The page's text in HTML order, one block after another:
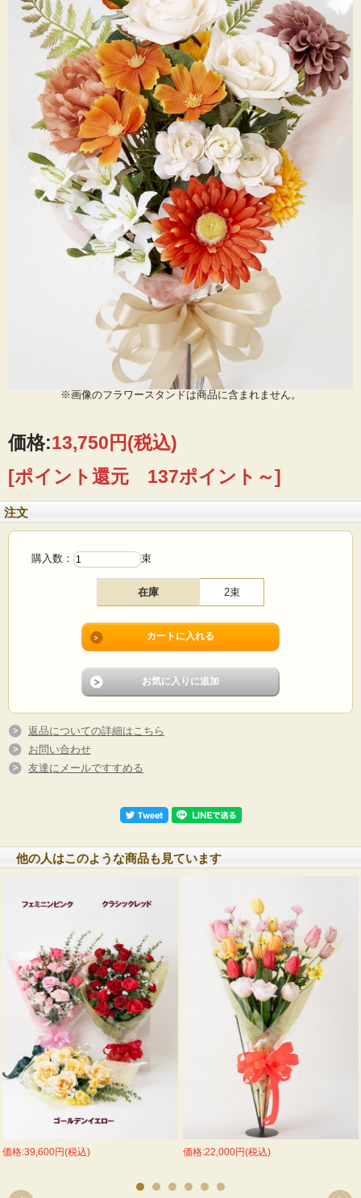
※画像のフラワースタンドは商品に含まれません。
価格:13,750円(税込)
[ポイント還元 137ポイント～]
注文
購入数： 束
在庫 2束
返品についての詳細はこちら
お問い合わせ
友達にメールですすめる
他の人はこのような商品も見ています
価格:39,600円(税込) 価格:22,000円(税込)